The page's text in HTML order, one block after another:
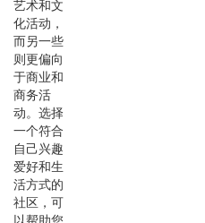
艺术和文
化活动，
而另一些
则更偏向
于商业和
商务活
动。选择
一个符合
自己兴趣
爱好和生
活方式的
社区，可
以帮助您